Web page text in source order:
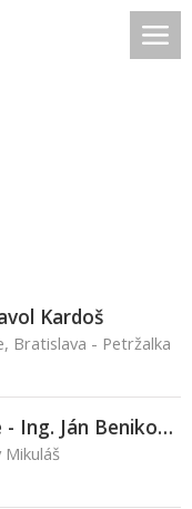
Kardoš
Bratislava - Petržalka
Geodetické práce - Ing. Ján Benikovský
Mikuláš